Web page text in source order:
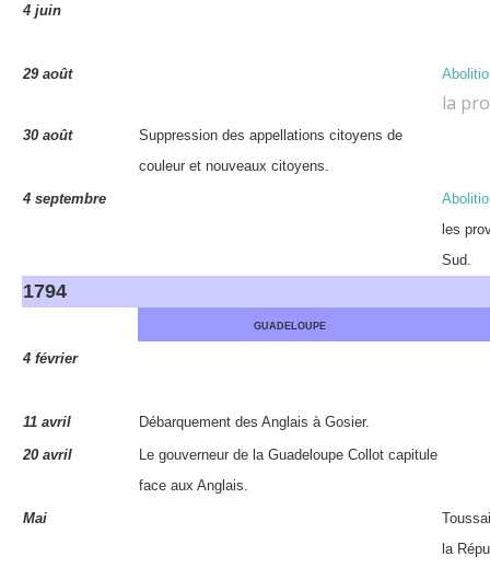
4 juin
29 août
la
30 août
Suppression des appellations citoyens de
couleur et nouveaux citoyens.
4 septembre
les
Sud.
1794
GUADELOUPE
4 février
11 avril
Débarquement des Anglais à Gosier.
20 avril
Le gouverneur de la Guadeloupe Collot capitule
face aux Anglais.
Mai
la